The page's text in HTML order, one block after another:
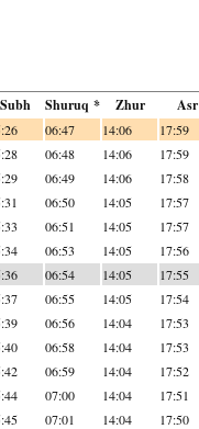
Subh Shuruq * Zhur Asr
06:47 14:06 17:59
06:48 14:06 17:59
06:49 14:06 17:58
06:50 14:05 17:57
06:51 14:05 17:57
06:53 14:05 17:56
06:54 14:05 17:55
06:55 14:05 17:54
06:56 14:04 17:53
06:58 14:04 17:53
06:59 14:04 17:52
07:00 14:04 17:51
07:01 14:04 17:50